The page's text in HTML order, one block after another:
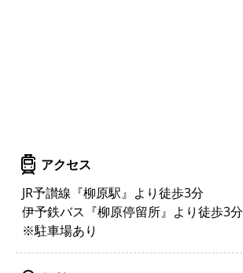
アクセス
JR予讃線『柳原駅』より徒歩3分
伊予鉄バス『柳原停留所』より徒歩3分
※駐車場あり